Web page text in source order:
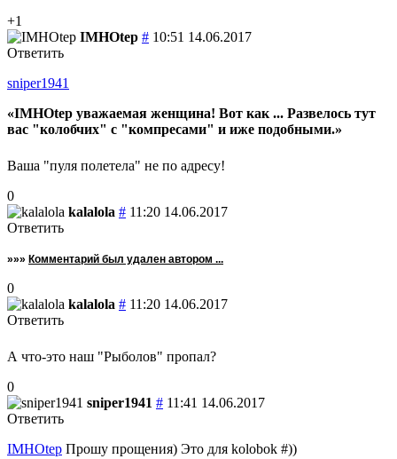
+1
IMHOtep # 10:51 14.06.2017
Ответить
sniper1941
IMHOtep уважаемая женщина! Вот как ... Развелось тут
вас "колобчих" с "компресами" и иже подобными.
Ваша "пуля полетела" не по адресу!
0
kalalola # 11:20 14.06.2017
Ответить
»»» Комментарий был удален автором ...
0
kalalola # 11:20 14.06.2017
Ответить
А что-это наш "Рыболов" пропал?
0
sniper1941 # 11:41 14.06.2017
Ответить
IMHOtep Прошу прощения) Это для kolobok #))